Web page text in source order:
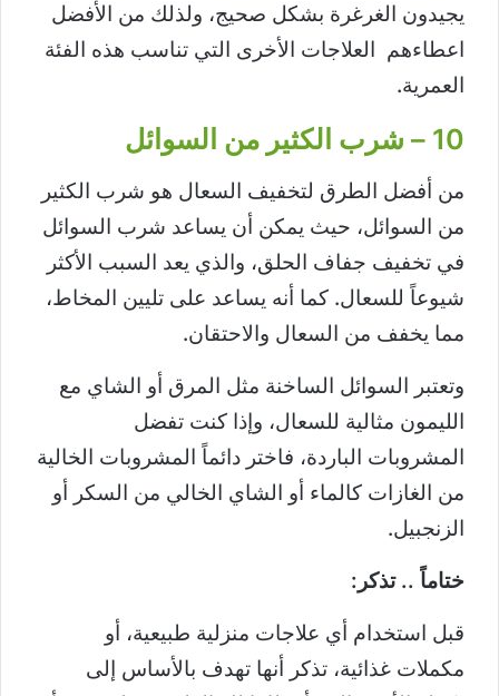
يجيدون الغرغرة بشكل صحيج، ولذلك من الأفضل
اعطاءهم العلاجات الأخرى التي تناسب هذه الفئة
العمرية.
10 – شرب الكثير من السوائل
من أفضل الطرق لتخفيف السعال هو شرب الكثير
من السوائل، حيث يمكن أن يساعد شرب السوائل
في تخفيف جفاف الحلق، والذي يعد السبب الأكثر
شيوعاً للسعال. كما أنه يساعد على تليين المخاط،
مما يخفف من السعال والاحتقان.
وتعتبر السوائل الساخنة مثل المرق أو الشاي مع
الليمون مثالية للسعال، وإذا كنت تفضل
المشروبات الباردة، فاختر دائماً المشروبات الخالية
من الغازات كالماء أو الشاي الخالي من السكر أو
الزنجبيل.
ختاماً .. تذكر:
قبل استخدام أي علاجات منزلية طبيعية، أو
مكملات غذائية، تذكر أنها تهدف بالأساس إلى